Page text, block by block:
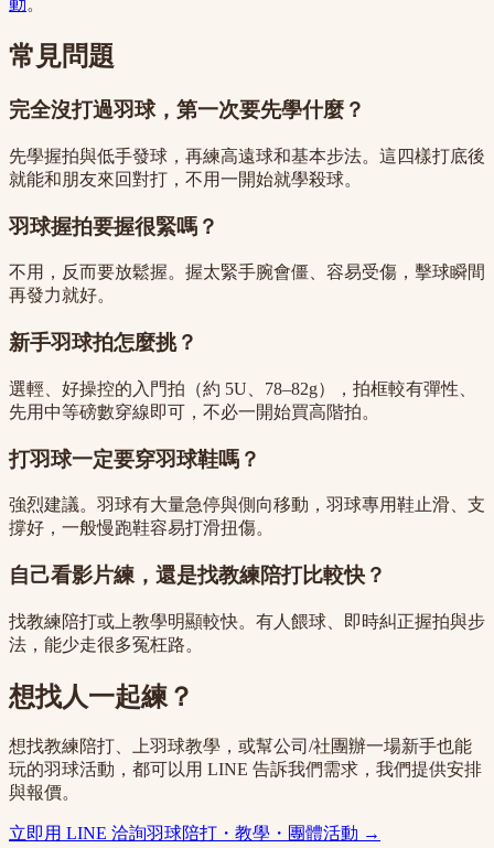
動。
常見問題
完全沒打過羽球，第一次要先學什麼？
先學握拍與低手發球，再練高遠球和基本步法。這四樣打底後
就能和朋友來回對打，不用一開始就學殺球。
羽球握拍要握很緊嗎？
不用，反而要放鬆握。握太緊手腕會僵、容易受傷，擊球瞬間
再發力就好。
新手羽球拍怎麼挑？
選輕、好操控的入門拍（約 5U、78–82g），拍框較有彈性、
先用中等磅數穿線即可，不必一開始買高階拍。
打羽球一定要穿羽球鞋嗎？
強烈建議。羽球有大量急停與側向移動，羽球專用鞋止滑、支
撐好，一般慢跑鞋容易打滑扭傷。
自己看影片練，還是找教練陪打比較快？
找教練陪打或上教學明顯較快。有人餵球、即時糾正握拍與步
法，能少走很多冤枉路。
想找人一起練？
想找教練陪打、上羽球教學，或幫公司/社團辦一場新手也能
玩的羽球活動，都可以用 LINE 告訴我們需求，我們提供安排
與報價。
立即用 LINE 洽詢羽球陪打・教學・團體活動 →